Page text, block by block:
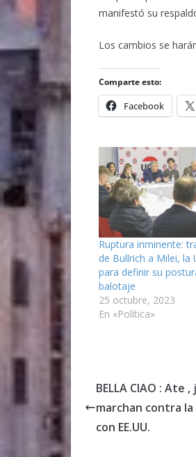
manifestó su
Los cambios se
Comparte esto:
Facebook
Ruptura inminente:
de Bullrich a Milei, la
para definir su
balotaje
25 octubre, 2023
En «Política»
BELLA CIAO :
marchan contra
con EE.UU.